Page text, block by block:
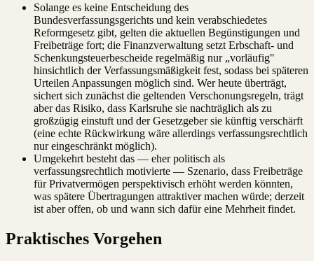
Solange es keine Entscheidung des
Bundesverfassungsgerichts und kein verabschiedetes
Reformgesetz gibt, gelten die aktuellen Begünstigungen und
Freibeträge fort; die Finanzverwaltung setzt Erbschaft- und
Schenkungsteuerbescheide regelmäßig nur „vorläufig"
hinsichtlich der Verfassungsmäßigkeit fest, sodass bei späteren
Urteilen Anpassungen möglich sind. Wer heute überträgt,
sichert sich zunächst die geltenden Verschonungsregeln, trägt
aber das Risiko, dass Karlsruhe sie nachträglich als zu
großzügig einstuft und der Gesetzgeber sie künftig verschärft
(eine echte Rückwirkung wäre allerdings verfassungsrechtlich
nur eingeschränkt möglich).
Umgekehrt besteht das — eher politisch als
verfassungsrechtlich motivierte — Szenario, dass Freibeträge
für Privatvermögen perspektivisch erhöht werden könnten,
was spätere Übertragungen attraktiver machen würde; derzeit
ist aber offen, ob und wann sich dafür eine Mehrheit findet.
Praktisches Vorgehen